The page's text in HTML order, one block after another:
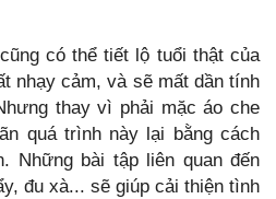
có thể tiết lộ tuổi thật của
nhạy cảm, và sẽ mất dần tính
thay vì phải mặc áo che
quá trình này lại bằng cách
Những bài tập liên quan đến
đu xà... sẽ giúp cải thiện tình